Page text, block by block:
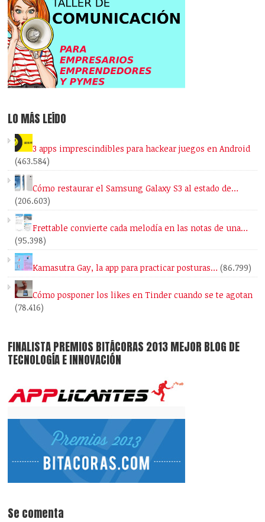
LO MÁS LEÍDO
3 apps imprescindibles para hackear juegos en Android
(463.584)
Cómo restaurar el Samsung Galaxy S3 al estado de…
(206.603)
Frettable convierte cada melodía en las notas de una…
(95.398)
Kamasutra Gay, la app para practicar posturas… (86.799)
Cómo posponer los likes en Tinder cuando se te agotan
(78.416)
FINALISTA PREMIOS BITÁCORAS 2013 MEJOR BLOG DE
TECNOLOGÍA E INNOVACIÓN
Se comenta